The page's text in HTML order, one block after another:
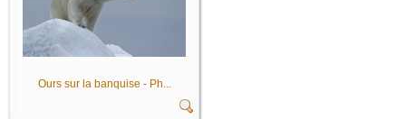
Ours sur la banquise - Ph...